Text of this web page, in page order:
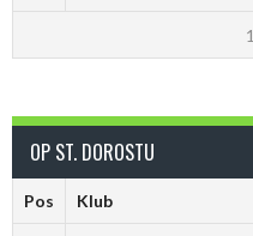
1
OP ST. DOROSTU
Pos Klub